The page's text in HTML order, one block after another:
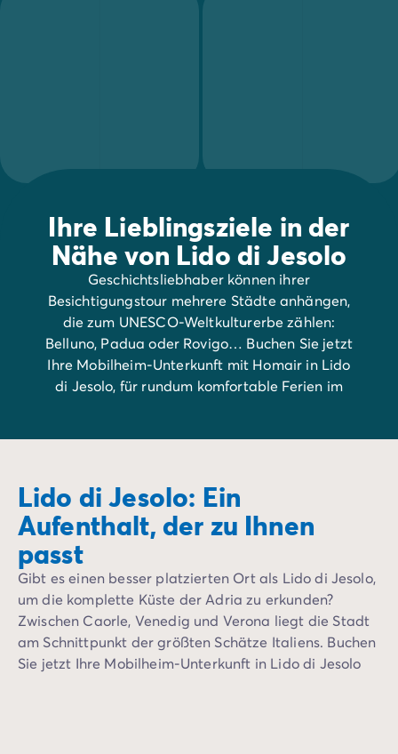
Ihre Lieblingsziele in der
Nähe von Lido di Jesolo
Geschichtsliebhaber können ihrer
Besichtigungstour mehrere Städte anhängen,
die zum UNESCO-Weltkulturerbe zählen:
Belluno, Padua oder Rovigo… Buchen Sie jetzt
Ihre Mobilheim-Unterkunft mit Homair in Lido
di Jesolo, für rundum komfortable Ferien im
Lido di Jesolo: Ein
Aufenthalt, der zu Ihnen
passt
Gibt es einen besser platzierten Ort als Lido di Jesolo,
um die komplette Küste der Adria zu erkunden?
Zwischen Caorle, Venedig und Verona liegt die Stadt
am Schnittpunkt der größten Schätze Italiens. Buchen
Sie jetzt Ihre Mobilheim-Unterkunft in Lido di Jesolo